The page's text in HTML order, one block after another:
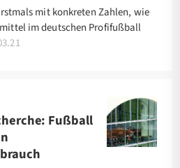
mit konkreten Zahlen, wie
im deutschen Profifußball
Fußball